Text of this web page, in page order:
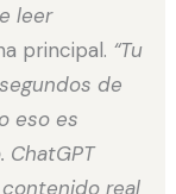
leer
principal. “Tu
de
eso es
ChatGPT
real